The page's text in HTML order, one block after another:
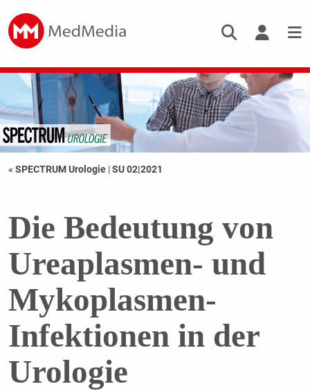
« SPECTRUM Urologie |SU 02|2021
Die Bedeutung von
Ureaplasmen- und
Mykoplasmen-
Infektionen in der
Urologie